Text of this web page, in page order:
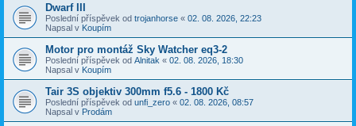
Dwarf III
Poslední příspěvek od trojanhorse « 02. 08. 2026, 22:23
Napsal v Koupím
Motor pro montáž Sky Watcher eq3-2
Poslední příspěvek od Alnitak « 02. 08. 2026, 18:30
Napsal v Koupím
Tair 3S objektiv 300mm f5.6 - 1800 Kč
Poslední příspěvek od unfi_zero « 02. 08. 2026, 08:57
Napsal v Prodám